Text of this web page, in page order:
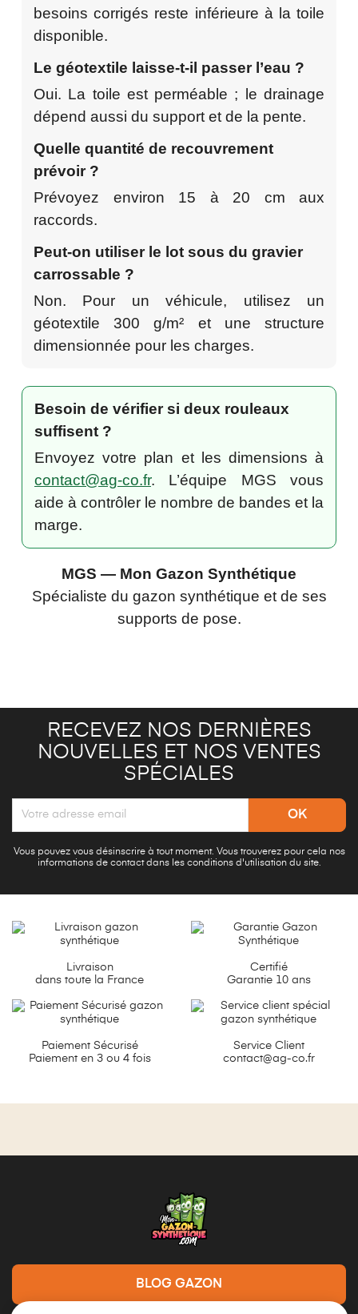
besoins corrigés reste inférieure à la toile
disponible.
Le géotextile laisse-t-il passer l’eau ?
Oui. La toile est perméable ; le drainage
dépend aussi du support et de la pente.
Quelle quantité de recouvrement
prévoir ?
Prévoyez environ 15 à 20 cm aux
raccords.
Peut-on utiliser le lot sous du gravier
carrossable ?
Non. Pour un véhicule, utilisez un
géotextile 300 g/m² et une structure
dimensionnée pour les charges.
Besoin de vérifier si deux rouleaux
suffisent ?
Envoyez votre plan et les dimensions à
contact@ag-co.fr. L’équipe MGS vous
aide à contrôler le nombre de bandes et la
marge.
MGS — Mon Gazon Synthétique
Spécialiste du gazon synthétique et de ses
supports de pose.
RECEVEZ NOS DERNIÈRES
NOUVELLES ET NOS VENTES
SPÉCIALES
Vous pouvez vous désinscrire à tout moment. Vous trouverez pour cela nos
informations de contact dans les conditions d'utilisation du site.
Livraison
dans toute la France
Certifié
Garantie 10 ans
Paiement Sécurisé
Paiement en 3 ou 4 fois
Service Client
contact@ag-co.fr
BLOG GAZON